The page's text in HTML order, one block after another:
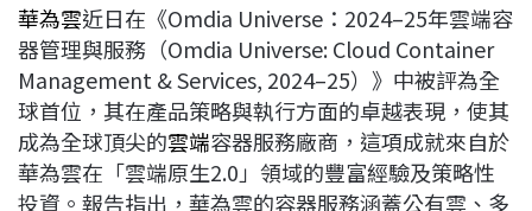
b
o
o
k
a
d
s
e
d
I
n
L
i
n
k
華為雲近日在《Omdia Universe：2024–25年雲端容
器管理與服務（Omdia Universe: Cloud Container
Management & Services, 2024–25）》中被評為全
球首位，其在產品策略與執行方面的卓越表現，使其
成為全球頂尖的雲端容器服務廠商，這項成就來自於
華為雲在「雲端原生2.0」領域的豐富經驗及策略性
投資。報告指出，華為雲的容器服務涵蓋公有雲、多